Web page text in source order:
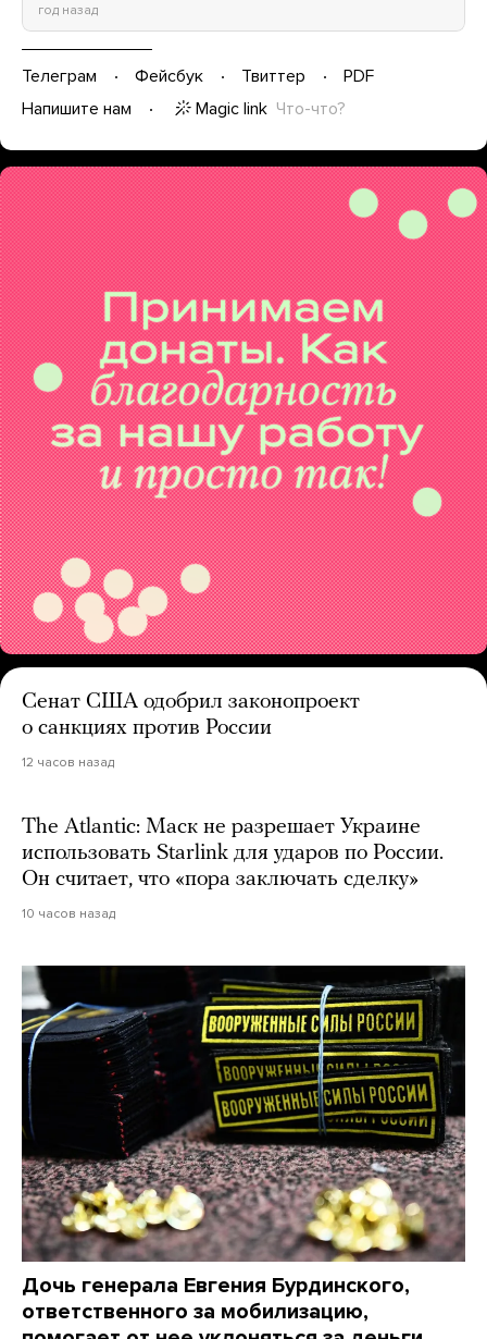
год назад
Телеграм Фейсбук Твиттер
PDF
Напишите нам
Magic link Что-что?
Сенат США одобрил законопроект
о санкциях против России
12 часов назад
The Atlantic: Маск не разрешает Украине
использовать Starlink для ударов по России.
Он считает, что «пора заключать сделку»
10 часов назад
Дочь генерала Евгения Бурдинского,
ответственного за мобилизацию,